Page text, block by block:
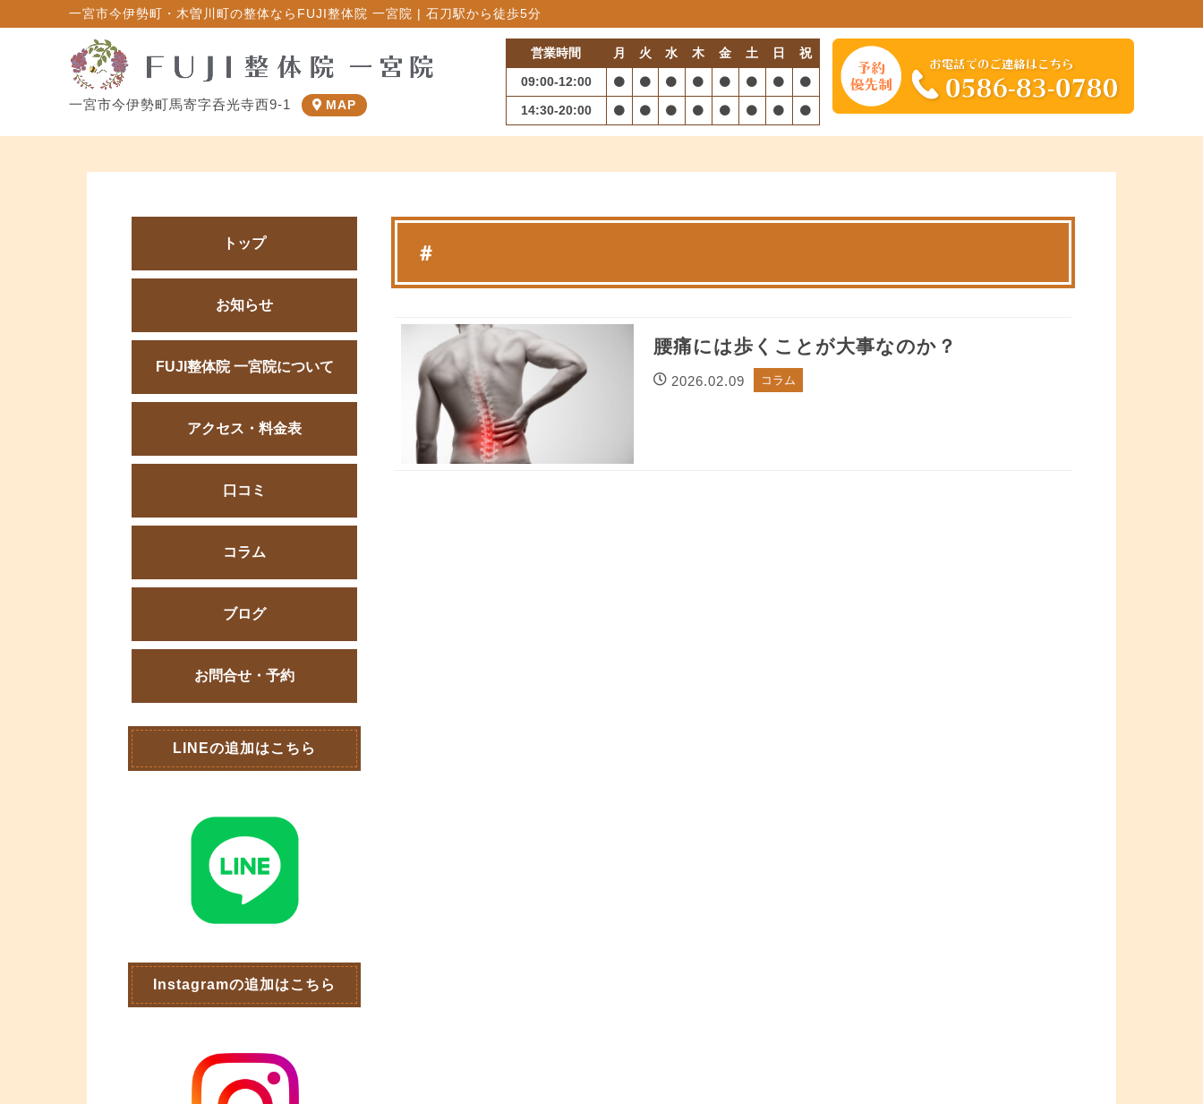
一宮市今伊勢町・木曽川町の整体ならFUJI整体院 一宮院 | 石刀駅から徒歩5分
一宮市今伊勢町馬寄字呑光寺西9-1 MAP
営業時間 月 火 水 木 金 土 日
祝
09:00-12:00
14:30-20:00
＃
腰痛には歩くことが大事なのか？
2026.02.09 コラム
トップ
お知らせ
FUJI整体院 一宮院について
アクセス・料金表
口コミ
コラム
ブログ
お問合せ・予約
LINEの追加はこちら
Instagramの追加はこちら